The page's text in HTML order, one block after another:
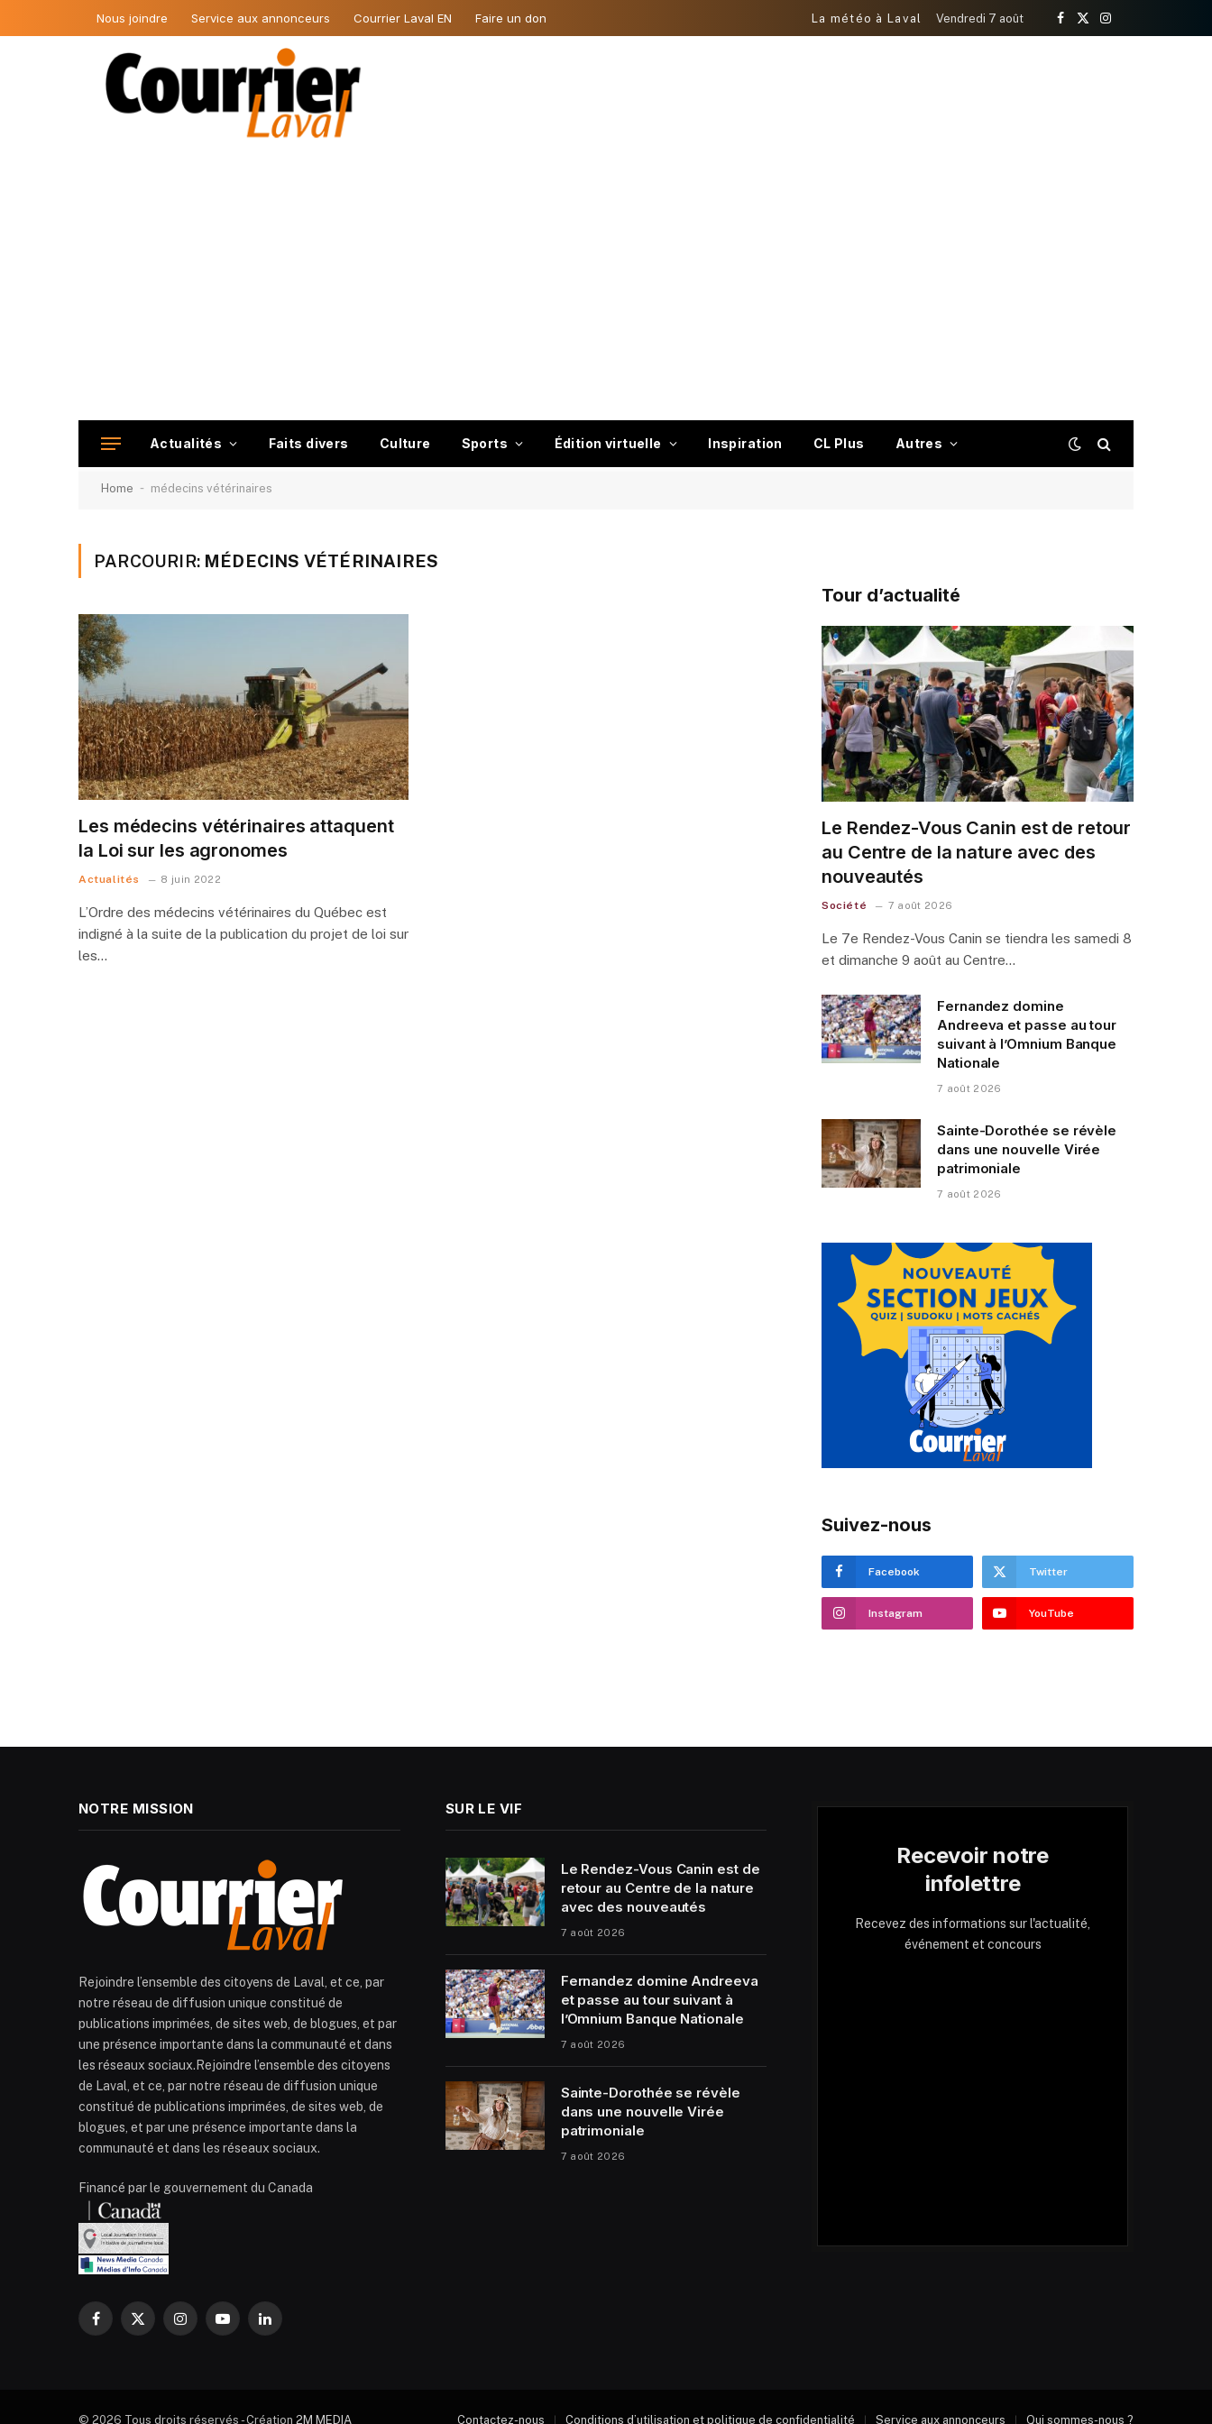
Nous joindre Service aux annonceurs Courrier Laval EN Faire un don La météo à Laval Vendredi 7 août
Facebook
X
Instagram
Actualités Faits divers Culture Sports Édition virtuelle Inspiration CL Plus Autres
Home - médecins vétérinaires
PARCOURIR: MÉDECINS VÉTÉRINAIRES
Les médecins vétérinaires attaquent
la Loi sur les agronomes
Actualités 8 juin 2022
L’Ordre des médecins vétérinaires du Québec est
indigné à la suite de la publication du projet de loi sur
les…
Tour d’actualité
Le Rendez-Vous Canin est de retour
au Centre de la nature avec des
nouveautés
Société 7 août 2026
Le 7e Rendez-Vous Canin se tiendra les samedi 8
et dimanche 9 août au Centre…
Fernandez domine
Andreeva et passe au tour
suivant à l’Omnium Banque
Nationale
7 août 2026
Sainte-Dorothée se révèle
dans une nouvelle Virée
patrimoniale
7 août 2026
Suivez-nous
Facebook Twitter
Instagram YouTube
NOTRE MISSION
Rejoindre l’ensemble des citoyens de Laval, et ce, par
notre réseau de diffusion unique constitué de
publications imprimées, de sites web, de blogues, et par
une présence importante dans la communauté et dans
les réseaux sociaux.Rejoindre l’ensemble des citoyens
de Laval, et ce, par notre réseau de diffusion unique
constitué de publications imprimées, de sites web, de
blogues, et par une présence importante dans la
communauté et dans les réseaux sociaux.
Financé par le gouvernement du Canada
Facebook
X
InstagramYouTubeLinkedIn
SUR LE VIF
Le Rendez-Vous Canin est de
retour au Centre de la nature
avec des nouveautés
7 août 2026
Fernandez domine Andreeva
et passe au tour suivant à
l’Omnium Banque Nationale
7 août 2026
Sainte-Dorothée se révèle
dans une nouvelle Virée
patrimoniale
7 août 2026
Recevoir notre
infolettre
Recevez des informations sur l'actualité,
événement et concours
© 2026 Tous droits réservés - Création 2M MEDIA Contactez-nous Conditions d’utilisation et politique de confidentialité Service aux annonceurs Qui sommes-nous ?